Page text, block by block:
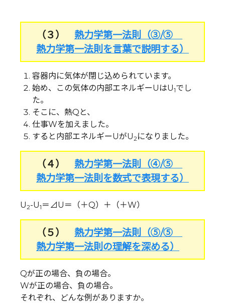
（３） 熱力学第一法則（③/⑤
熱力学第一法則を言葉で説明する）
容器内に気体が閉じ込められています。
始め、この気体の内部エネルギーUはU1でし
た。
そこに、熱Qと、
仕事Wを加えました。
すると内部エネルギーUがU2 になりました。
（４） 熱力学第一法則（④/⑤
熱力学第一法則を数式で表現する）
U2-U1 ＝⊿U＝（＋Q）＋（＋W）
（５） 熱力学第一法則（⑤/⑤
熱力学第一法則の理解を深める）
Qが正の場合、負の場合。
Wが正の場合、負の場合。
それぞれ、どんな例がありますか。